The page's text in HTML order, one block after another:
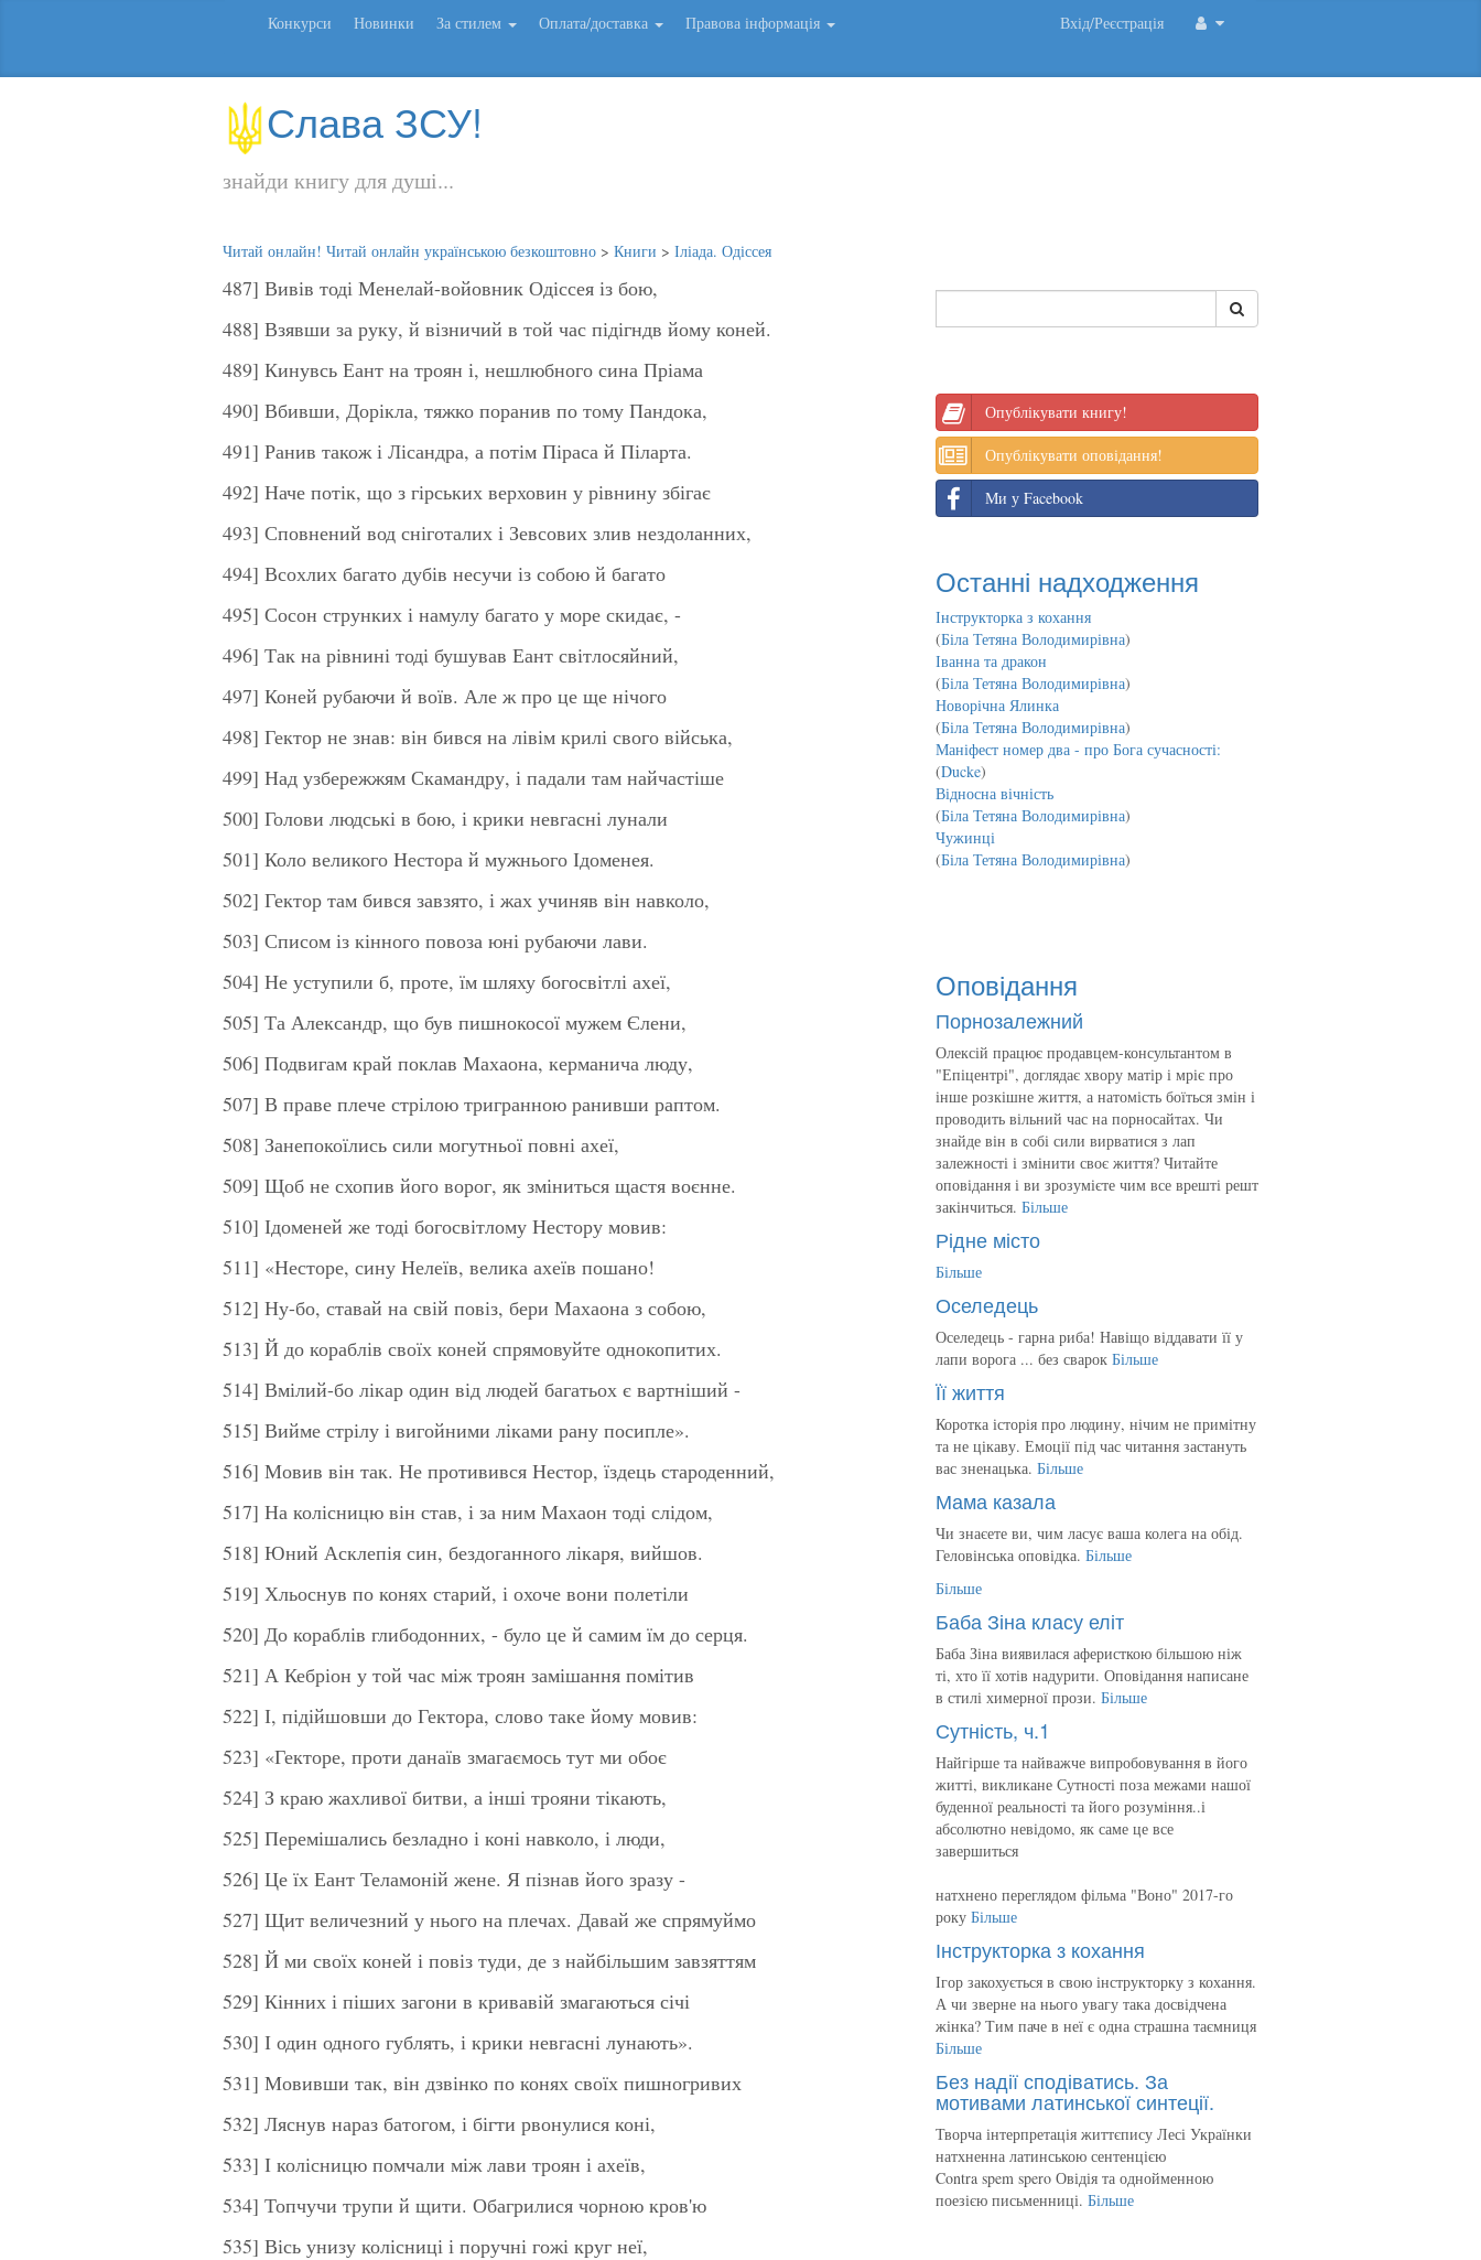
Конкурси Новинки За стилем Оплата/доставка Правова інформація Вхід/Реєстрація
Слава ЗСУ!
знайди книгу для душі...
Читай онлайн! Читай онлайн українською безкоштовно > Книги > Іліада. Одіссея
487] Вивів тоді Менелай-войовник Одіссея із бою,
488] Взявши за руку, й візничий в той час підігндв йому коней.
489] Кинувсь Еант на троян і, нешлюбного сина Пріама
490] Вбивши, Дорікла, тяжко поранив по тому Пандока,
491] Ранив також і Лісандра, а потім Піраса й Піларта.
492] Наче потік, що з гірських верховин у рівнину збігає
493] Сповнений вод сніготалих і Зевсових злив нездоланних,
494] Всохлих багато дубів несучи із собою й багато
495] Сосон струнких і намулу багато у море скидає, -
496] Так на рівнині тоді бушував Еант світлосяйний,
497] Коней рубаючи й воїв. Але ж про це ще нічого
498] Гектор не знав: він бився на лівім крилі свого війська,
499] Над узбережжям Скамандру, і падали там найчастіше
500] Голови людські в бою, і крики невгасні лунали
501] Коло великого Нестора й мужнього Ідоменея.
502] Гектор там бився завзято, і жах учиняв він навколо,
503] Списом із кінного повоза юні рубаючи лави.
504] Не уступили б, проте, їм шляху богосвітлі ахеї,
505] Та Александр, що був пишнокосої мужем Єлени,
506] Подвигам край поклав Махаона, керманича люду,
507] В праве плече стрілою тригранною ранивши раптом.
508] Занепокоїлись сили могутньої повні ахеї,
509] Щоб не схопив його ворог, як зміниться щастя воєнне.
510] Ідоменей же тоді богосвітлому Нестору мовив:
511] «Несторе, сину Нелеїв, велика ахеїв пошано!
512] Ну-бо, ставай на свій повіз, бери Махаона з собою,
513] Й до кораблів своїх коней спрямовуйте однокопитих.
514] Вмілий-бо лікар один від людей багатьох є вартніший -
515] Вийме стрілу і вигойними ліками рану посипле».
516] Мовив він так. Не противився Нестор, їздець староденний,
517] На колісницю він став, і за ним Махаон тоді слідом,
518] Юний Асклепія син, бездоганного лікаря, вийшов.
519] Хльоснув по конях старий, і охоче вони полетіли
520] До кораблів глибодонних, - було це й самим їм до серця.
521] А Кебріон у той час між троян замішання помітив
522] І, підійшовши до Гектора, слово таке йому мовив:
523] «Гекторе, проти данаїв змагаємось тут ми обоє
524] З краю жахливої битви, а інші трояни тікають,
525] Перемішались безладно і коні навколо, і люди,
526] Це їх Еант Теламоній жене. Я пізнав його зразу -
527] Щит величезний у нього на плечах. Давай же спрямуймо
528] Й ми своїх коней і повіз туди, де з найбільшим завзяттям
529] Кінних і піших загони в кривавій змагаються січі
530] І один одного гублять, і крики невгасні лунають».
531] Мовивши так, він дзвінко по конях своїх пишногривих
532] Ляснув нараз батогом, і бігти рвонулися коні,
533] І колісницю помчали між лави троян і ахеїв,
534] Топчучи трупи й щити. Обагрилися чорною кров'ю
535] Вісь унизу колісниці і поручні гожі круг неї,
Опублікувати книгу!
Опублікувати оповідання!
Ми у Facebook
Останні надходження
Інструкторка з кохання
(Біла Тетяна Володимирівна)
Іванна та дракон
(Біла Тетяна Володимирівна)
Новорічна Ялинка
(Біла Тетяна Володимирівна)
Маніфест номер два - про Бога сучасності:
(Ducke)
Відносна вічність
(Біла Тетяна Володимирівна)
Чужинці
(Біла Тетяна Володимирівна)
Оповідання
Порнозалежний
Олексій працює продавцем-консультантом в
"Епіцентрі", доглядає хвору матір і мріє про
інше розкішне життя, а натомість боїться змін і
проводить вільний час на порносайтах. Чи
знайде він в собі сили вирватися з лап
залежності і змінити своє життя? Читайте
оповідання і ви зрозумієте чим все врешті решт
закінчиться. Більше
Рідне місто
Більше
Оселедець
Оселедець - гарна риба! Навіщо віддавати її у
лапи ворога ... без сварок Більше
Її життя
Коротка історія про людину, нічим не примітну
та не цікаву. Емоції під час читання застануть
вас зненацька. Більше
Мама казала
Чи знаєете ви, чим ласує ваша колега на обід.
Геловінська оповідка. Більше
Більше
Баба Зіна класу еліт
Баба Зіна виявилася аферисткою більшою ніж
ті, хто її хотів надурити. Оповідання написане
в стилі химерної прози. Більше
Сутність, ч.1
Найгірше та найважче випробовування в його
житті, викликане Сутності поза межами нашої
буденної реальності та його розуміння..і
абсолютно невідомо, як саме це все
завершиться
натхнено переглядом фільма "Воно" 2017-го
року Більше
Інструкторка з кохання
Ігор закохується в свою інструкторку з кохання.
А чи зверне на нього увагу така досвідчена
жінка? Тим паче в неї є одна страшна таємниця
Більше
Без надії сподіватись. За
мотивами латинської синтеції.
Творча інтерпретація життєпису Лесі Українки
натхненна латинською сентенцією
Contra spem spero Овідія та однойменною
поезією письменниці. Більше